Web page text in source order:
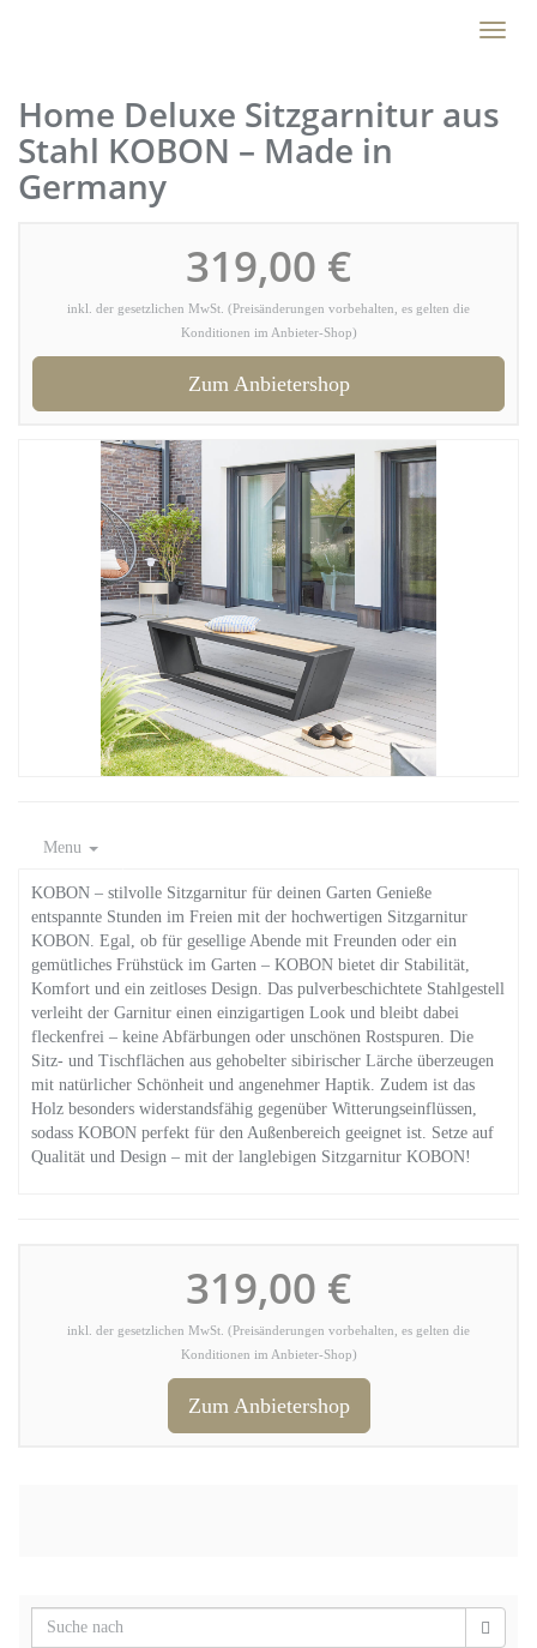
Toggle
Home Deluxe Sitzgarnitur aus
Stahl KOBON – Made in
Germany
319,00 €
inkl. der gesetzlichen MwSt. (Preisänderungen vorbehalten, es gelten die
Konditionen im Anbieter-Shop)
Zum Anbietershop
Menu
KOBON – stilvolle Sitzgarnitur für deinen Garten Genieße
entspannte Stunden im Freien mit der hochwertigen Sitzgarnitur
KOBON. Egal, ob für gesellige Abende mit Freunden oder ein
gemütliches Frühstück im Garten – KOBON bietet dir Stabilität,
Komfort und ein zeitloses Design. Das pulverbeschichtete Stahlgestell
verleiht der Garnitur einen einzigartigen Look und bleibt dabei
fleckenfrei – keine Abfärbungen oder unschönen Rostspuren. Die
Sitz- und Tischflächen aus gehobelter sibirischer Lärche überzeugen
mit natürlicher Schönheit und angenehmer Haptik. Zudem ist das
Holz besonders widerstandsfähig gegenüber Witterungseinflüssen,
sodass KOBON perfekt für den Außenbereich geeignet ist. Setze auf
Qualität und Design – mit der langlebigen Sitzgarnitur KOBON!
319,00 €
inkl. der gesetzlichen MwSt. (Preisänderungen vorbehalten, es gelten die
Konditionen im Anbieter-Shop)
Zum Anbietershop